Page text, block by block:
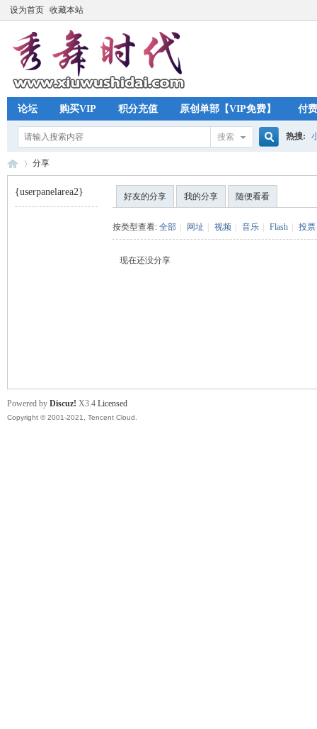
设为首页 收藏本站
论坛 购买VIP 积分充值 原创单部【VIP免费】 付
搜索 热搜:
分享
{userpanelarea2} 好友的分享 我的分享 随便看看
按类型查看: 全部 网址 视频 音乐 Flash 投票
现在还没分享
Powered by Discuz! X3.4 Licensed
Copyright © 2001-2021, Tencent Cloud.